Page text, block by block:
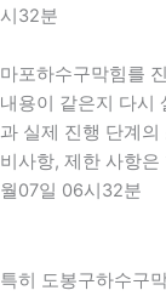
시32분
마포하수구막힘를
내용이 같은지 다시
과 실제 진행 단계
비사항, 제한 사항
월07일 06시32분
특히 도봉구하수구